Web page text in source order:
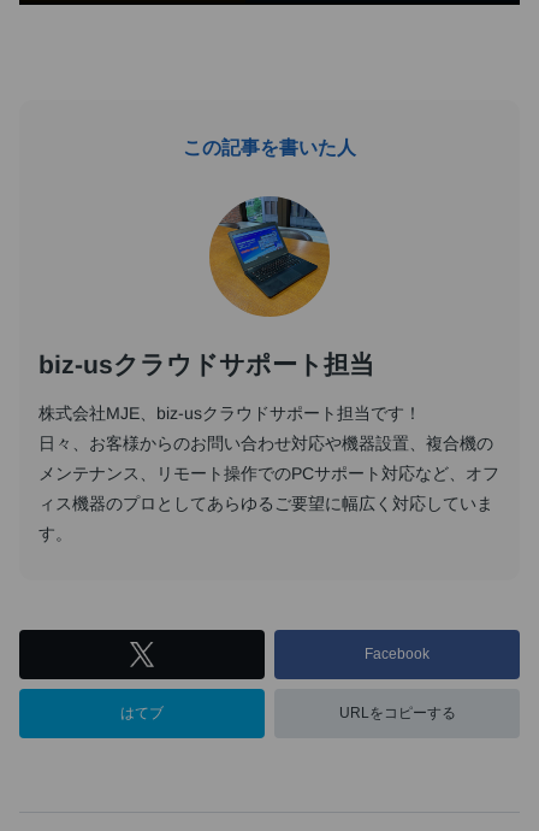
この記事を書いた人
biz-usクラウドサポート担当
株式会社MJE、biz-usクラウドサポート担当です！
日々、お客様からのお問い合わせ対応や機器設置、複合機の
メンテナンス、リモート操作でのPCサポート対応など、オフ
ィス機器のプロとしてあらゆるご要望に幅広く対応していま
す。
Facebook
はてブ URLをコピーする